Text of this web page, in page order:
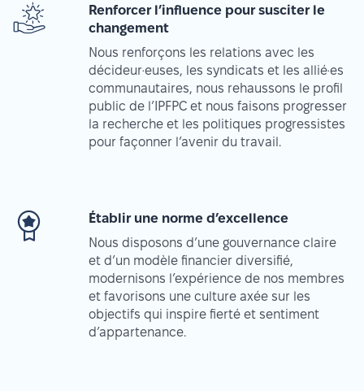
Renforcer l’influence pour susciter le
changement
Nous renforçons les relations avec les
décideur·euses, les syndicats et les allié·es
communautaires, nous rehaussons le profil
public de l’IPFPC et nous faisons progresser
la recherche et les politiques progressistes
pour façonner l’avenir du travail.
Établir une norme d’excellence
Nous disposons d’une gouvernance claire
et d’un modèle financier diversifié,
modernisons l’expérience de nos membres
et favorisons une culture axée sur les
objectifs qui inspire fierté et sentiment
d’appartenance.